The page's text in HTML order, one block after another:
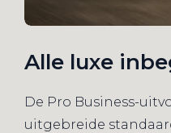
Alle luxe
De Pro Business-
uitgebreide